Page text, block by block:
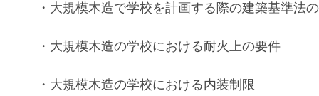
・ 大規模木造で学校を計画する際の建築基準法
・ 大規模木造の学校における耐火上の要件
・ 大規模木造の学校における内装制限